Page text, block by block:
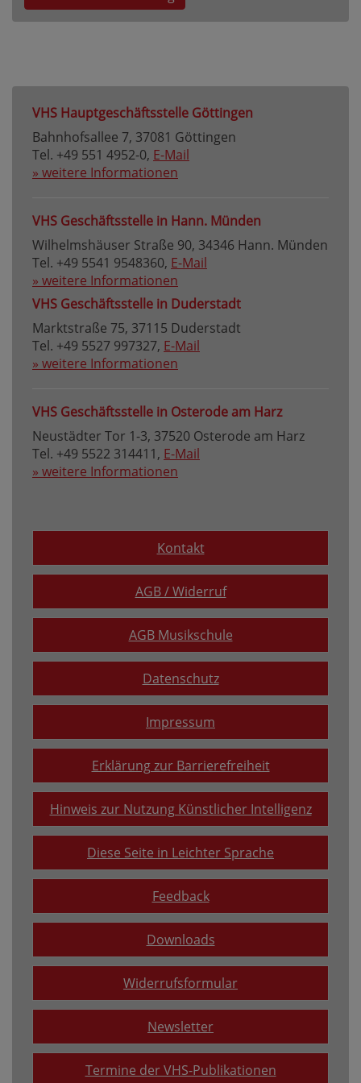
VHS Hauptgeschäftsstelle Göttingen
Bahnhofsallee 7, 37081 Göttingen
Tel. +49 551 4952-0, E-Mail
» weitere Informationen
VHS Geschäftsstelle in Hann. Münden
Wilhelmshäuser Straße 90, 34346 Hann. Münden
Tel. +49 5541 9548360, E-Mail
» weitere Informationen
VHS Geschäftsstelle in Duderstadt
Marktstraße 75, 37115 Duderstadt
Tel. +49 5527 997327, E-Mail
» weitere Informationen
VHS Geschäftsstelle in Osterode am Harz
Neustädter Tor 1-3, 37520 Osterode am Harz
Tel. +49 5522 314411, E-Mail
» weitere Informationen
Kontakt
AGB / Widerruf
AGB Musikschule
Datenschutz
Impressum
Erklärung zur Barrierefreiheit
Hinweis zur Nutzung Künstlicher Intelligenz
Diese Seite in Leichter Sprache
Feedback
Downloads
Widerrufsformular
Newsletter
Termine der VHS-Publikationen